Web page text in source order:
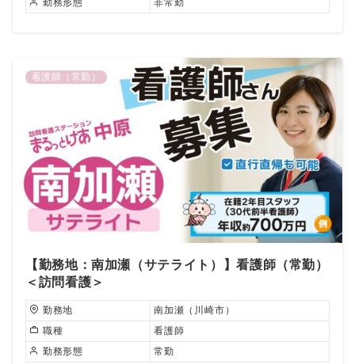
勤務形態
非常勤
看護師（常勤）
【勤務地：南加瀬（サテライト）】看護師（常勤）
＜訪問看護＞
勤務地
南加瀬（川崎市）
職種
看護師
勤務形態
常勤